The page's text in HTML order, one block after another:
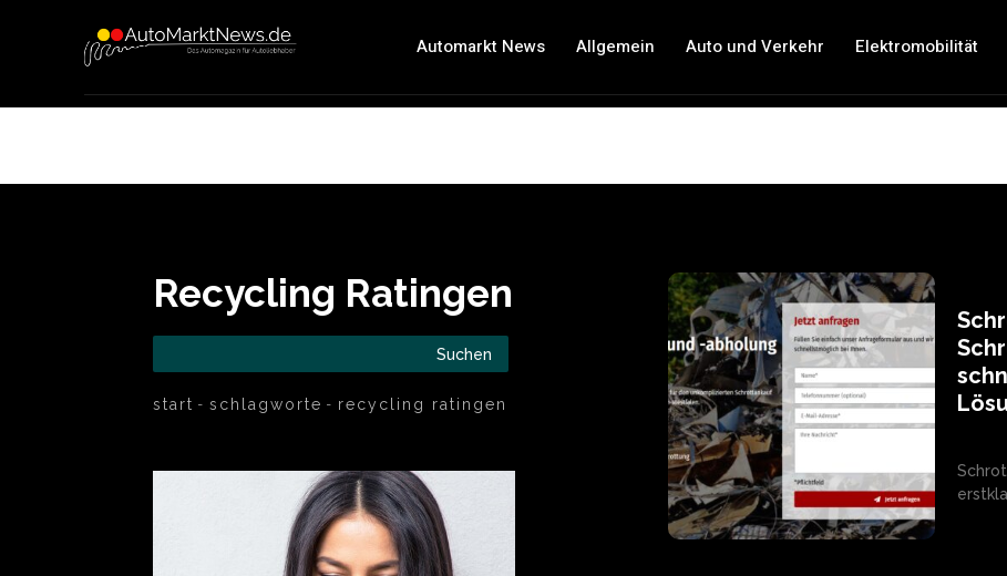
Automarkt News Allgemein Auto und Verkehr Elektromobilität
Recycling Ratingen
Suchen
start schlagworte recycling ratingen